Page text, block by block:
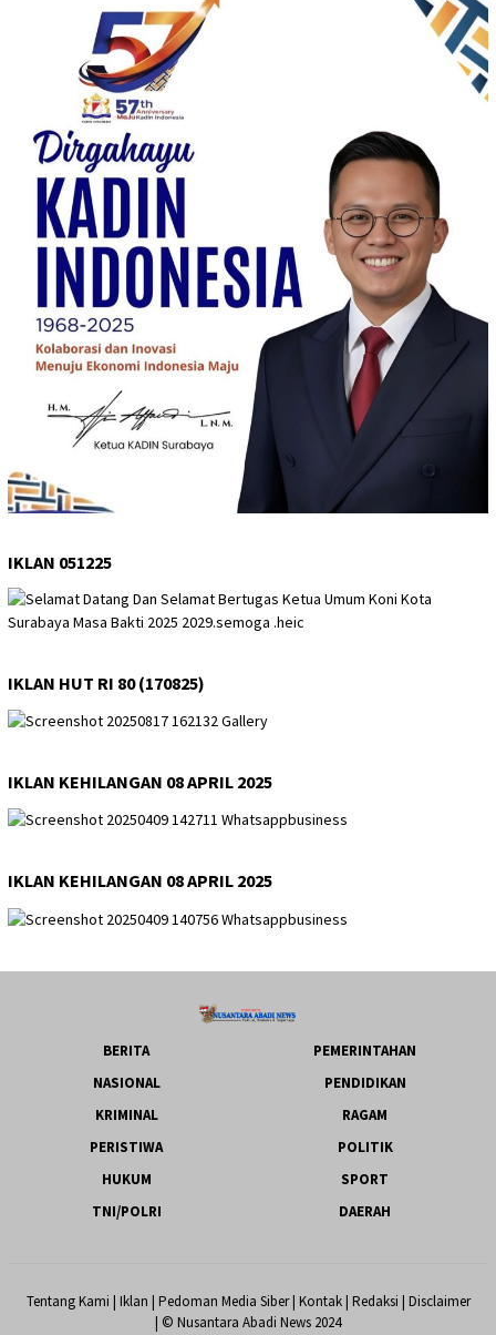
IKLAN 051225
IKLAN HUT RI 80 (170825)
IKLAN KEHILANGAN 08 APRIL 2025
IKLAN KEHILANGAN 08 APRIL 2025
BERITA
PEMERINTAHAN
NASIONAL
PENDIDIKAN
KRIMINAL
RAGAM
PERISTIWA
POLITIK
HUKUM
SPORT
TNI/POLRI
DAERAH
Tentang Kami | Iklan | Pedoman Media Siber| Kontak| Redaksi | Disclaimer
| © Nusantara Abadi News 2024